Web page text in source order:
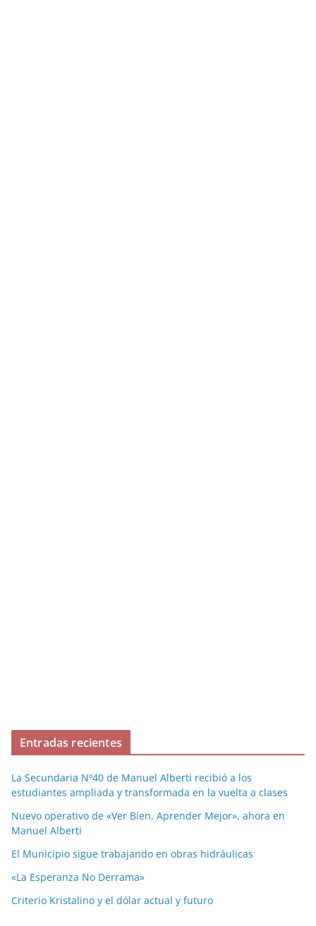
Entradas recientes
La Secundaria Nº40 de Manuel Alberti recibió a los
estudiantes ampliada y transformada en la vuelta a clases
Nuevo operativo de «Ver Bien, Aprender Mejor», ahora en
Manuel Alberti
El Municipio sigue trabajando en obras hidráulicas
«La Esperanza No Derrama»
Criterio Kristalino y el dólar actual y futuro